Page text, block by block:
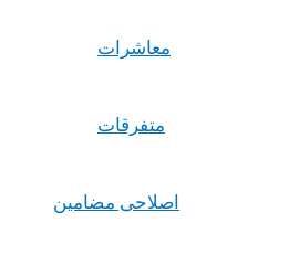
معاشرات
متفرقات
اصلاحی مضامین